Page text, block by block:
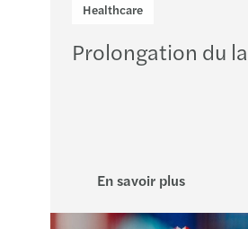
Healthcare
Prolongation du
En savoir plus